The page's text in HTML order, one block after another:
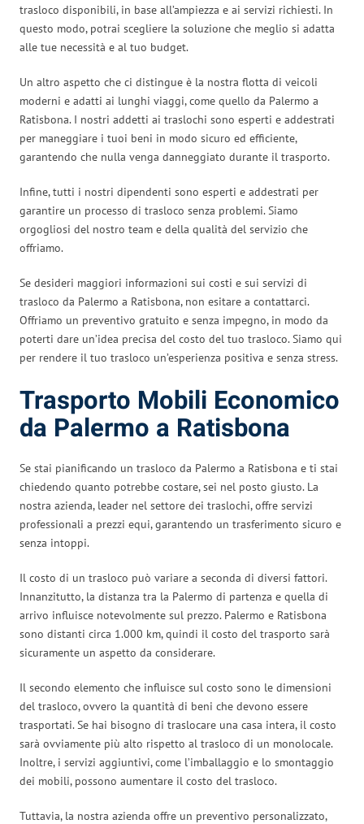
trasloco disponibili, in base all’ampiezza e ai servizi richiesti. In
questo modo, potrai scegliere la soluzione che meglio si adatta
alle tue necessità e al tuo budget.
Un altro aspetto che ci distingue è la nostra flotta di veicoli
moderni e adatti ai lunghi viaggi, come quello da Palermo a
Ratisbona. I nostri addetti ai traslochi sono esperti e addestrati
per maneggiare i tuoi beni in modo sicuro ed efficiente,
garantendo che nulla venga danneggiato durante il trasporto.
Infine, tutti i nostri dipendenti sono esperti e addestrati per
garantire un processo di trasloco senza problemi. Siamo
orgogliosi del nostro team e della qualità del servizio che
offriamo.
Se desideri maggiori informazioni sui costi e sui servizi di
trasloco da Palermo a Ratisbona, non esitare a contattarci.
Offriamo un preventivo gratuito e senza impegno, in modo da
poterti dare un’idea precisa del costo del tuo trasloco. Siamo qui
per rendere il tuo trasloco un’esperienza positiva e senza stress.
Trasporto Mobili Economico
da Palermo a Ratisbona
Se stai pianificando un trasloco da Palermo a Ratisbona e ti stai
chiedendo quanto potrebbe costare, sei nel posto giusto. La
nostra azienda, leader nel settore dei traslochi, offre servizi
professionali a prezzi equi, garantendo un trasferimento sicuro e
senza intoppi.
Il costo di un trasloco può variare a seconda di diversi fattori.
Innanzitutto, la distanza tra la Palermo di partenza e quella di
arrivo influisce notevolmente sul prezzo. Palermo e Ratisbona
sono distanti circa 1.000 km, quindi il costo del trasporto sarà
sicuramente un aspetto da considerare.
Il secondo elemento che influisce sul costo sono le dimensioni
del trasloco, ovvero la quantità di beni che devono essere
trasportati. Se hai bisogno di traslocare una casa intera, il costo
sarà ovviamente più alto rispetto al trasloco di un monolocale.
Inoltre, i servizi aggiuntivi, come l’imballaggio e lo smontaggio
dei mobili, possono aumentare il costo del trasloco.
Tuttavia, la nostra azienda offre un preventivo personalizzato,